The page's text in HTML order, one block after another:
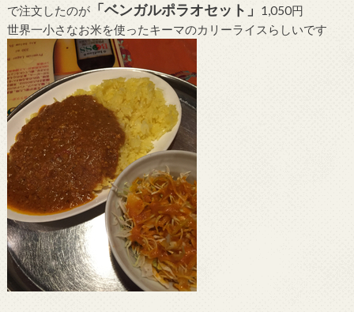
で注文したのが「ベンガルポラオセット」
1,050円
世界一小さなお米を使ったキーマのカリーライスらしいです